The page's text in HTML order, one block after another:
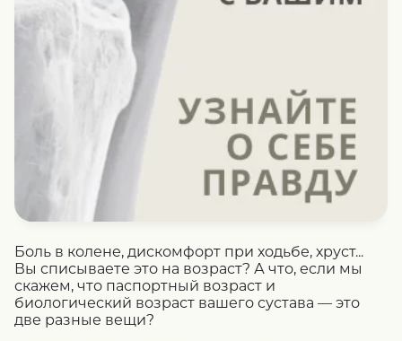
Боль в колене, дискомфорт при ходьбе, хруст...
Вы списываете это на возраст? А что, если мы
скажем, что паспортный возраст и
биологический возраст вашего сустава — это
две разные вещи?